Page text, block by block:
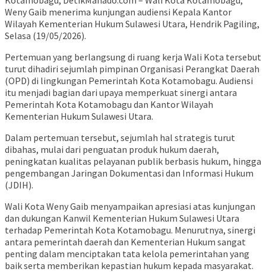
Weny Gaib menerima kunjungan audiensi Kepala Kantor
Wilayah Kementerian Hukum Sulawesi Utara, Hendrik Pagiling,
Selasa (19/05/2026).
Pertemuan yang berlangsung di ruang kerja Wali Kota tersebut
turut dihadiri sejumlah pimpinan Organisasi Perangkat Daerah
(OPD) di lingkungan Pemerintah Kota Kotamobagu. Audiensi
itu menjadi bagian dari upaya memperkuat sinergi antara
Pemerintah Kota Kotamobagu dan Kantor Wilayah
Kementerian Hukum Sulawesi Utara.
Dalam pertemuan tersebut, sejumlah hal strategis turut
dibahas, mulai dari penguatan produk hukum daerah,
peningkatan kualitas pelayanan publik berbasis hukum, hingga
pengembangan Jaringan Dokumentasi dan Informasi Hukum
(JDIH).
Wali Kota Weny Gaib menyampaikan apresiasi atas kunjungan
dan dukungan Kanwil Kementerian Hukum Sulawesi Utara
terhadap Pemerintah Kota Kotamobagu. Menurutnya, sinergi
antara pemerintah daerah dan Kementerian Hukum sangat
penting dalam menciptakan tata kelola pemerintahan yang
baik serta memberikan kepastian hukum kepada masyarakat.